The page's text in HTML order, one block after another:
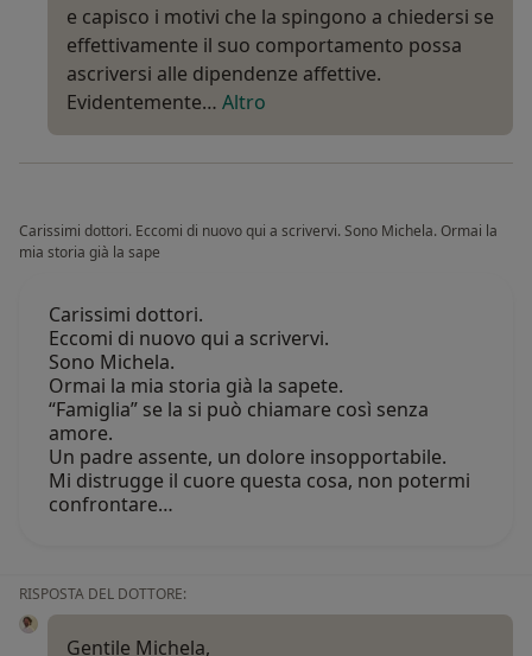
e capisco i motivi che la spingono a chiedersi se
effettivamente il suo comportamento possa
ascriversi alle dipendenze affettive.
Evidentemente… Altro
Carissimi dottori. Eccomi di nuovo qui a scrivervi. Sono Michela. Ormai la
mia storia già la sape
Carissimi dottori.
Eccomi di nuovo qui a scrivervi.
Sono Michela.
Ormai la mia storia già la sapete.
“Famiglia” se la si può chiamare così senza
amore.
Un padre assente, un dolore insopportabile.
Mi distrugge il cuore questa cosa, non potermi
confrontare…
RISPOSTA DEL DOTTORE:
Gentile Michela,